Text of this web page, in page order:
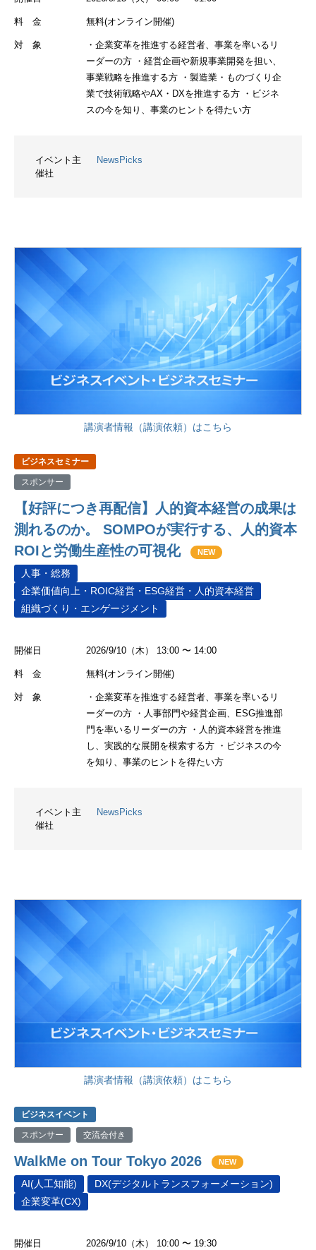
料 金 無料(オンライン開催)
対 象
・企業変革を推進する経営者、事業を率いるリ
ーダーの方 ・経営企画や新規事業開発を担い、
事業戦略を推進する方 ・製造業・ものづくり企
業で技術戦略やAX・DXを推進する方 ・ビジネ
スの今を知り、事業のヒントを得たい方
イベント主
催社
NewsPicks
講演者情報（講演依頼）はこちら
ビジネスセミナー
スポンサー
【好評につき再配信】人的資本経営の成果は
測れるのか。 SOMPOが実行する、人的資本
ROIと労働生産性の可視化
NEW
人事・総務
企業価値向上・ROIC経営・ESG経営・人的資本経営
組織づくり・エンゲージメント
開催日 2026/9/10（木） 13:00 〜 14:00
料 金 無料(オンライン開催)
対 象
・企業変革を推進する経営者、事業を率いるリ
ーダーの方 ・人事部門や経営企画、ESG推進部
門を率いるリーダーの方 ・人的資本経営を推進
し、実践的な展開を模索する方 ・ビジネスの今
を知り、事業のヒントを得たい方
イベント主
催社
NewsPicks
講演者情報（講演依頼）はこちら
ビジネスイベント
スポンサー 交流会付き
WalkMe on Tour Tokyo 2026 NEW
AI(人工知能)
DX(デジタルトランスフォーメーション)
企業変革(CX)
開催日 2026/9/10（木） 10:00 〜 19:30